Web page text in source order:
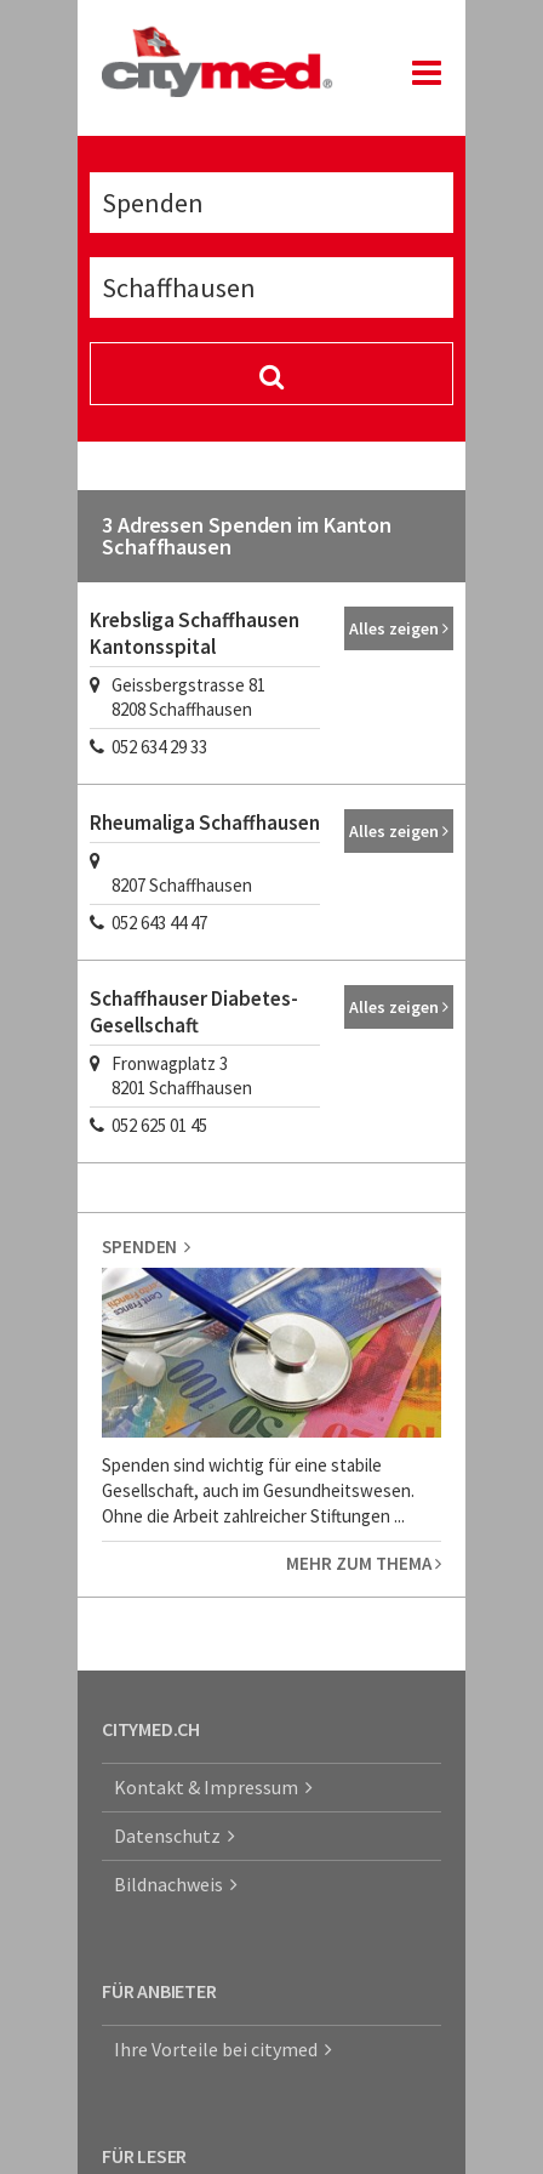
3 Adressen Spenden im Kanton
Schaffhausen
Krebsliga Schaffhausen
Kantonsspital
Geissbergstrasse 81
8208Schaffhausen
052 634 29 33
Alles zeigen
Rheumaliga Schaffhausen
8207Schaffhausen
052 643 44 47
Alles zeigen
Schaffhauser Diabetes-
Gesellschaft
Fronwagplatz 3
8201 Schaffhausen
052 625 01 45
Alles zeigen
SPENDEN
Spenden sind wichtig für eine stabile
Gesellschaft, auch im Gesundheitswesen.
Ohne die Arbeit zahlreicher Stiftungen ...
MEHR ZUM THEMA
CITYMED.CH
Kontakt & Impressum
Datenschutz
Bildnachweis
FÜR ANBIETER
Ihre Vorteile bei citymed
FÜR LESER